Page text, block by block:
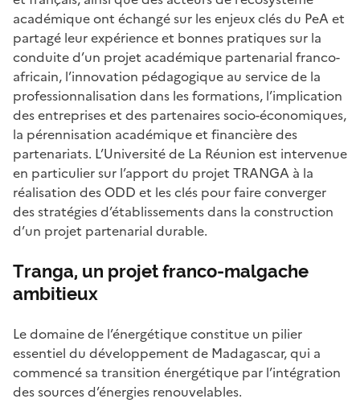
académique ont échangé sur les enjeux clés du PeA et
partagé leur expérience et bonnes pratiques sur la
conduite d’un projet académique partenarial franco-
africain, l’innovation pédagogique au service de la
professionnalisation dans les formations, l’implication
des entreprises et des partenaires socio-économiques,
la pérennisation académique et financière des
partenariats. L’Université de La Réunion est intervenue
en particulier sur l’apport du projet TRANGA à la
réalisation des ODD et les clés pour faire converger
des stratégies d’établissements dans la construction
d’un projet partenarial durable.
Tranga, un projet franco-malgache
ambitieux
Le domaine de l’énergétique constitue un pilier
essentiel du développement de Madagascar, qui a
commencé sa transition énergétique par l’intégration
des sources d’énergies renouvelables.